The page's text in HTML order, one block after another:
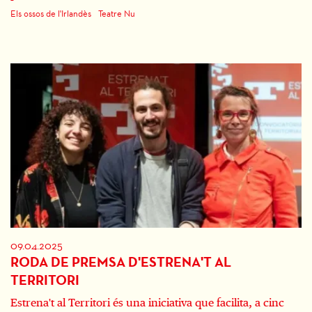
Els ossos de l'Irlandès Teatre Nu
09.04.2025
RODA DE PREMSA D'ESTRENA'T AL
TERRITORI
Estrena't al Territori és una iniciativa que facilita, a cinc